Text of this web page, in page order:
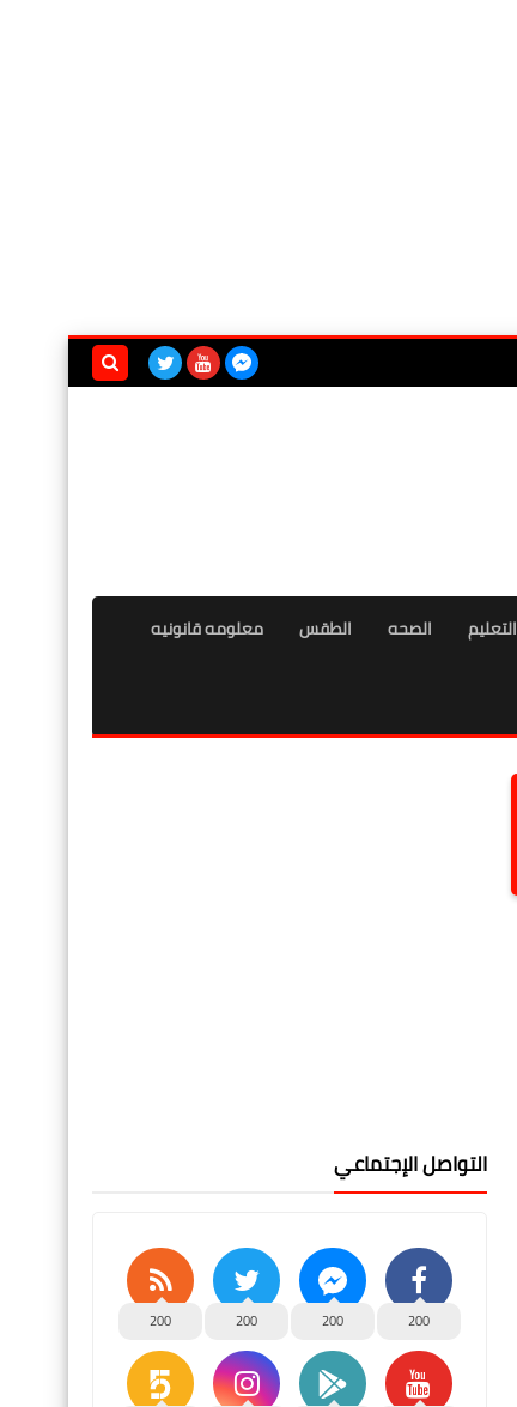
التعليم الصحه الطقس معلومه قانونيه
التواصل الإجتماعي
200
200
200
200